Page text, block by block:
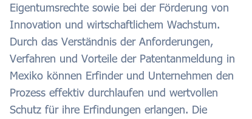
Eigentumsrechte sowie bei der Förderung von
Innovation und wirtschaftlichem Wachstum.
Durch das Verständnis der Anforderungen,
Verfahren und Vorteile der Patentanmeldung in
Mexiko können Erfinder und Unternehmen den
Prozess effektiv durchlaufen und wertvollen
Schutz für ihre Erfindungen erlangen. Die